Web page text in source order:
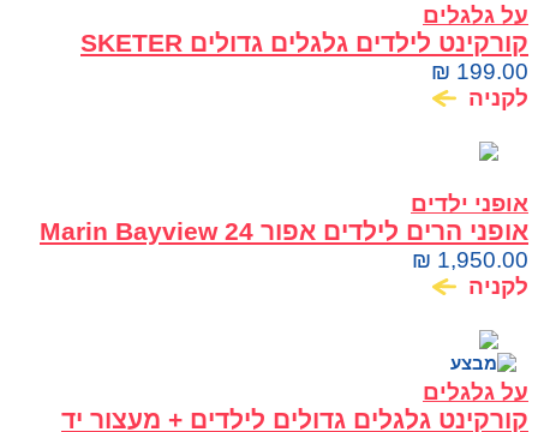
על גלגלים
קורקינט לילדים גלגלים גדולים SKETER
Graffiti XL SCOOTER
₪ 199.00
לקניה
אופני ילדים
אופני הרים לילדים אפור 24 Marin Bayview
Trail
₪ 1,950.00
לקניה
על גלגלים
קורקינט גלגלים גדולים לילדים + מעצור יד